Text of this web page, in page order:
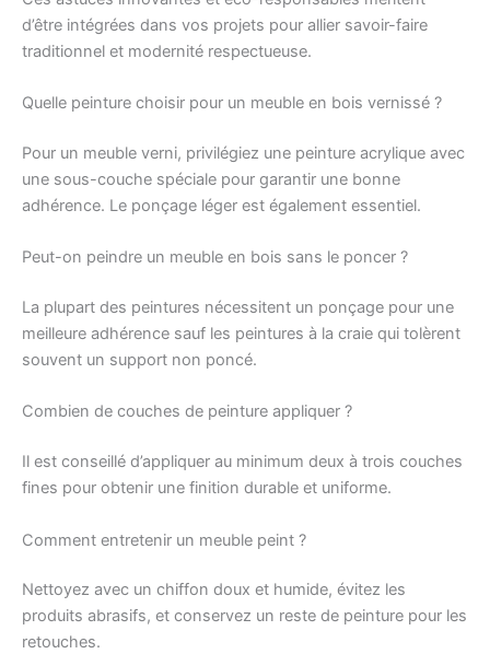
d’être intégrées dans vos projets pour allier savoir-faire
traditionnel et modernité respectueuse.
Quelle peinture choisir pour un meuble en bois vernissé ?
Pour un meuble verni, privilégiez une peinture acrylique avec
une sous-couche spéciale pour garantir une bonne
adhérence. Le ponçage léger est également essentiel.
Peut-on peindre un meuble en bois sans le poncer ?
La plupart des peintures nécessitent un ponçage pour une
meilleure adhérence sauf les peintures à la craie qui tolèrent
souvent un support non poncé.
Combien de couches de peinture appliquer ?
Il est conseillé d’appliquer au minimum deux à trois couches
fines pour obtenir une finition durable et uniforme.
Comment entretenir un meuble peint ?
Nettoyez avec un chiffon doux et humide, évitez les
produits abrasifs, et conservez un reste de peinture pour les
retouches.